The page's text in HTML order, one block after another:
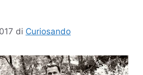
di Curiosando